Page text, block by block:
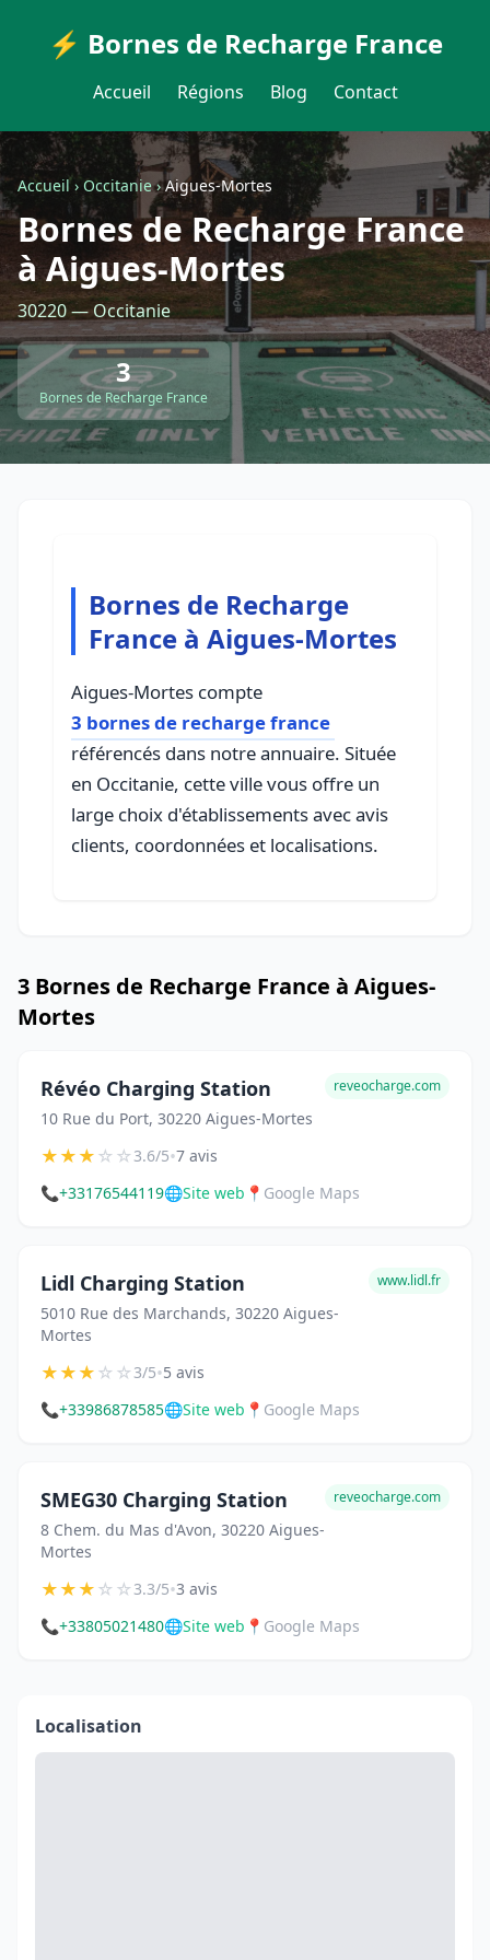
⚡ Bornes de Recharge France
Accueil Régions Blog Contact
Accueil›Occitanie›Aigues-Mortes
Bornes de Recharge France
à Aigues-Mortes
30220 — Occitanie
3
Bornes de Recharge France
Bornes de Recharge
France à Aigues-Mortes
Aigues-Mortes compte
3 bornes de recharge france
référencés dans notre annuaire. Située
en Occitanie, cette ville vous offre un
large choix d'établissements avec avis
clients, coordonnées et localisations.
3 Bornes de Recharge France à Aigues-
Mortes
Révéo Charging Station
10 Rue du Port, 30220 Aigues-Mortes
reveocharge.com
★★★☆☆3.6/5•7 avis
📞+33176544119🌐Site web 📍 Google Maps
Lidl Charging Station
5010 Rue des Marchands, 30220 Aigues-
Mortes
www.lidl.fr
★★★☆☆3/5•5 avis
📞+33986878585🌐Site web 📍 Google Maps
SMEG30 Charging Station
8 Chem. du Mas d'Avon, 30220 Aigues-
Mortes
reveocharge.com
★★★☆☆3.3/5•3 avis
📞+33805021480🌐Site web 📍 Google Maps
Localisation